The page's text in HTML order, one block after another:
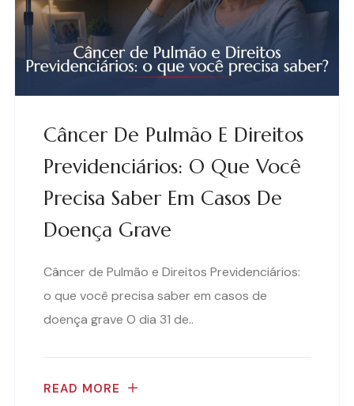
Câncer De Pulmão E Direitos
Previdenciários: O Que Você
Precisa Saber Em Casos De
Doença Grave
Câncer de Pulmão e Direitos Previdenciários:
o que você precisa saber em casos de
doença grave O dia 31 de..
READ MORE